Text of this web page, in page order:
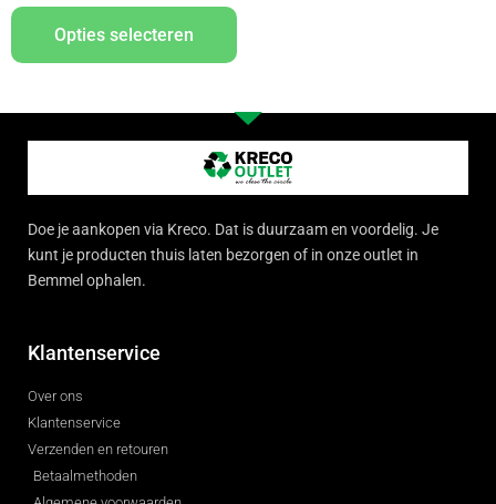
Opties selecteren
Doe je aankopen via Kreco. Dat is duurzaam en voordelig. Je
kunt je producten thuis laten bezorgen of in onze outlet in
Bemmel ophalen.
Klantenservice
Over ons
Klantenservice
Verzenden en retouren
Betaalmethoden